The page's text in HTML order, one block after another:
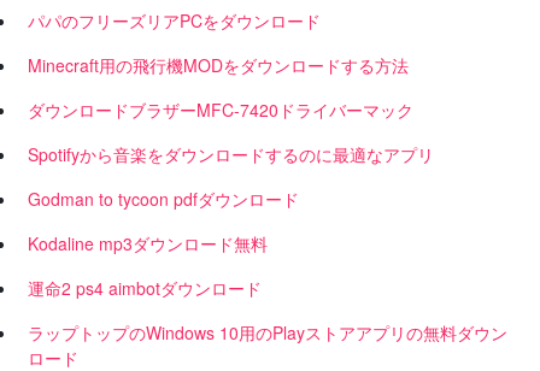
パパのフリーズリアPCをダウンロード
Minecraft用の飛行機MODをダウンロードする方法
ダウンロードブラザーMFC-7420ドライバーマック
Spotifyから音楽をダウンロードするのに最適なアプリ
Godman to tycoon pdfダウンロード
Kodaline mp3ダウンロード無料
運命2 ps4 aimbotダウンロード
ラップトップのWindows 10用のPlayストアアプリの無料ダウン
ロード